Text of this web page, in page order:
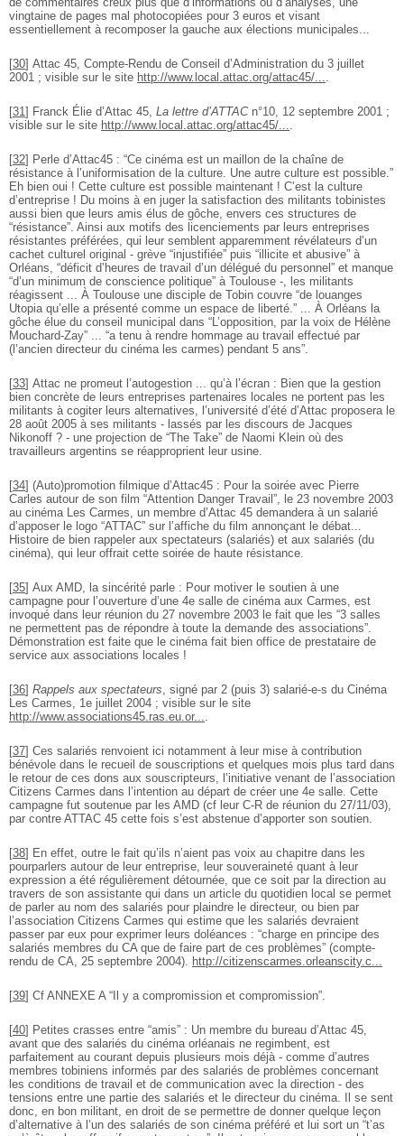
vingtaine de pages mal photocopiées pour 3 euros et visant
essentiellement à recomposer la gauche aux élections municipales...
[30] Attac 45, Compte-Rendu de Conseil d’Administration du 3 juillet
2001 ; visible sur le site http://www.local.attac.org/attac45/....
[31] Franck Élie d’Attac 45, La lettre d’ATTACn°10, 12 septembre 2001 ;
visible sur le site http://www.local.attac.org/attac45/....
[32] Perle d’Attac45 : “Ce cinéma est un maillon de la chaîne de
résistance à l’uniformisation de la culture. Une autre culture est possible.”
Eh bien oui ! Cette culture est possible maintenant ! C’est la culture
d’entreprise ! Du moins à en juger la satisfaction des militants tobinistes
aussi bien que leurs amis élus de gôche, envers ces structures de
“résistance”. Ainsi aux motifs des licenciements par leurs entreprises
résistantes préférées, qui leur semblent apparemment révélateurs d’un
cachet culturel original - grève “injustifiée” puis “illicite et abusive” à
Orléans, “déficit d’heures de travail d’un délégué du personnel” et manque
“d’un minimum de conscience politique” à Toulouse -, les militants
réagissent ... À Toulouse une disciple de Tobin couvre “de louanges
Utopia qu’elle a présenté comme un espace de liberté.” ... À Orléans la
gôche élue du conseil municipal dans “L’opposition, par la voix de Hélène
Mouchard-Zay” ... “a tenu à rendre hommage au travail effectué par
(l’ancien directeur du cinéma les carmes) pendant 5 ans”.
[33] Attac ne promeut l’autogestion ... qu’à l’écran : Bien que la gestion
bien concrète de leurs entreprises partenaires locales ne portent pas les
militants à cogiter leurs alternatives, l’université d’été d’Attac proposera le
28 août 2005 à ses militants - lassés par les discours de Jacques
Nikonoff ? - une projection de “The Take” de Naomi Klein où des
travailleurs argentins se réapproprient leur usine.
[34] (Auto)promotion filmique d’Attac45 : Pour la soirée avec Pierre
Carles autour de son film “Attention Danger Travail”, le 23 novembre 2003
au cinéma Les Carmes, un membre d’Attac 45 demandera à un salarié
d’apposer le logo “ATTAC” sur l’affiche du film annonçant le débat...
Histoire de bien rappeler aux spectateurs (salariés) et aux salariés (du
cinéma), qui leur offrait cette soirée de haute résistance.
[35] Aux AMD, la sincérité parle : Pour motiver le soutien à une
campagne pour l’ouverture d’une 4e salle de cinéma aux Carmes, est
invoqué dans leur réunion du 27 novembre 2003 le fait que les “3 salles
ne permettent pas de répondre à toute la demande des associations”.
Démonstration est faite que le cinéma fait bien office de prestataire de
service aux associations locales !
[36] Rappels aux spectateurs, signé par 2 (puis 3) salarié-e-s du Cinéma
Les Carmes, 1e juillet 2004 ; visible sur le site
http://www.associations45.ras.eu.or....
[37] Ces salariés renvoient ici notamment à leur mise à contribution
bénévole dans le recueil de souscriptions et quelques mois plus tard dans
le retour de ces dons aux souscripteurs, l’initiative venant de l’association
Citizens Carmes dans l’intention au départ de créer une 4e salle. Cette
campagne fut soutenue par les AMD (cf leur C-R de réunion du 27/11/03),
par contre ATTAC 45 cette fois s’est abstenue d’apporter son soutien.
[38] En effet, outre le fait qu’ils n’aient pas voix au chapitre dans les
pourparlers autour de leur entreprise, leur souveraineté quant à leur
expression a été régulièrement détournée, que ce soit par la direction au
travers de son assistante qui dans un article du quotidien local se permet
de parler au nom des salariés pour plaindre le directeur, ou bien par
l’association Citizens Carmes qui estime que les salariés devraient
passer par eux pour exprimer leurs doléances : “charge en principe des
salariés membres du CA que de faire part de ces problèmes” (compte-
rendu de CA, 25 septembre 2004). http://citizenscarmes.orleanscity.c...
[39] Cf ANNEXE A “Il y a compromission et compromission”.
[40] Petites crasses entre “amis” : Un membre du bureau d’Attac 45,
avant que des salariés du cinéma orléanais ne regimbent, est
parfaitement au courant depuis plusieurs mois déjà - comme d’autres
membres tobiniens informés par des salariés de problèmes concernant
les conditions de travail et de communication avec la direction - des
tensions entre une partie des salariés et le directeur du cinéma. Il se sent
donc, en bon militant, en droit de se permettre de donner quelque leçon
d’alternative à l’un des salariés de son cinéma préféré et lui sort un “t’as